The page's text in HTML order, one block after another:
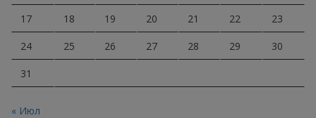
17 18 19 20 21 22 23
24 25 26 27 28 29 30
31
« Июл